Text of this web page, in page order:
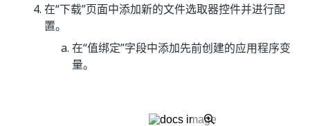
在“下载”页面中添加新的文件选取器控件并进行配
置。
在“值绑定”字段中添加先前创建的应用程序变
量。